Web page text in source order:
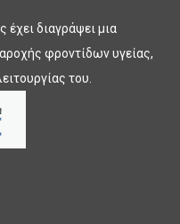
έχει διαγράψει μια
φροντίδων υγείας,
του.